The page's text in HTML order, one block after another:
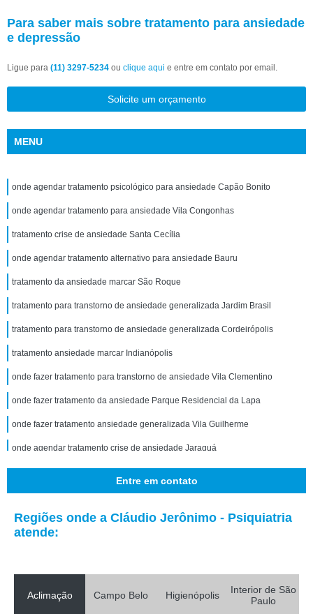
Para saber mais sobre tratamento para ansiedade
e depressão
Ligue para (11) 3297-5234 ou clique aqui e entre em contato por email.
Solicite um orçamento
MENU
onde agendar tratamento psicológico para ansiedade Capão Bonito
onde agendar tratamento para ansiedade Vila Congonhas
tratamento crise de ansiedade Santa Cecília
onde agendar tratamento alternativo para ansiedade Bauru
tratamento da ansiedade marcar São Roque
tratamento para transtorno de ansiedade generalizada Jardim Brasil
tratamento para transtorno de ansiedade generalizada Cordeirópolis
tratamento ansiedade marcar Indianópolis
onde fazer tratamento para transtorno de ansiedade Vila Clementino
onde fazer tratamento da ansiedade Parque Residencial da Lapa
onde fazer tratamento ansiedade generalizada Vila Guilherme
onde agendar tratamento crise de ansiedade Jaraguá
tratamento para transtorno de ansiedade Tucuruvi
onde fazer tratamento crise de ansiedade Porto Feliz
Canaã
onde agendar tratamento para ansiedade Portal do Morumbi
Entre em contato
Regiões onde a Cláudio Jerônimo - Psiquiatria
atende:
Aclimação Campo Belo Higienópolis
Interior de São
Paulo